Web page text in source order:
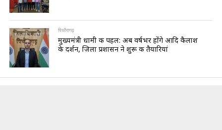
पिथौरागढ़
मुख्यमंत्री धामी की पहल: अब वर्षभर होंगे आदि कैलाश
के दर्शन, जिला प्रशासन ने शुरू की तैयारियां